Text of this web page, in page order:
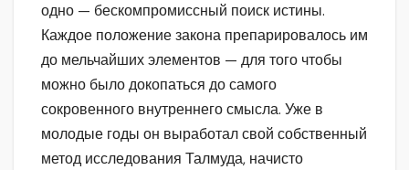
одно — бескомпромиссный поиск истины.
Каждое положение закона препарировалось им
до мельчайших элементов — для того чтобы
можно было докопаться до самого
сокровенного внутреннего смысла. Уже в
молодые годы он выработал свой собственный
метод исследования Талмуда, начисто